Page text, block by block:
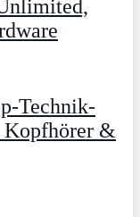
Technik-
Kopfhörer &